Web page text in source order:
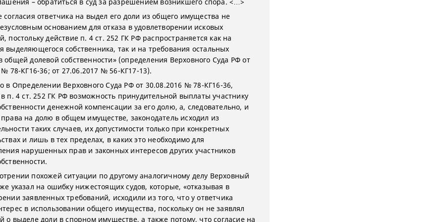
согласия ответчика на выдел его доли из общего имущества не
основанием для отказа в удовлетворении исковых
постольку действие п. 4 ст. 252 ГК РФ распространяется как на
выделяющегося собственника, так и на требования остальных
общей долевой собственности» (определения Верховного Суда РФ от
78-КГ16-36; от 27.06.2017 № 56-КГ17-13).
в Определении Верховного Суда РФ от 30.08.2016 № 78-КГ16-36,
п. 4 ст. 252 ГК РФ возможность принудительной выплаты участнику
денежной компенсации за его долю, а, следовательно, и
на долю в общем имуществе, законодатель исходил из
таких случаев, их допустимости только при конкретных
и лишь в тех пределах, в каких это необходимо для
нарушенных прав и законных интересов других участников
похожей ситуации по другому аналогичному делу Верховный
указал на ошибку нижестоящих судов, которые, «отказывая в
заявленных требований, исходили из того, что у ответчика
в использовании общего имущества, поскольку он не заявлял
о выделе доли в спорном имуществе, а также потому, что согласие на